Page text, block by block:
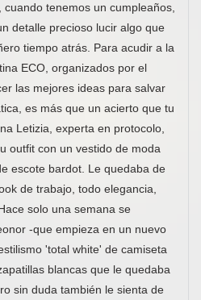
tenemos un cumpleaños,
detalle precioso lucir algo que
tiempo atrás. Para acudir a la
ECO, organizados por el
las mejores ideas para salvar
es más que un acierto que tu
Letizia, experta en protocolo,
outfit con un vestido de moda
escote bardot. Le quedaba de
de trabajo, todo elegancia,
solo una semana se
-que empieza en un nuevo
'total white' de camiseta
blancas que le quedaba
sin duda también le sienta de